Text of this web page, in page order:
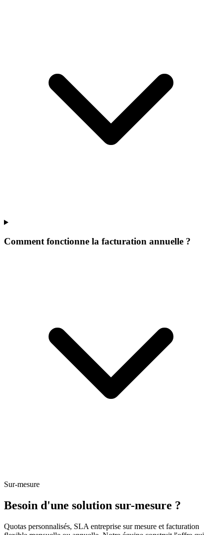
Comment fonctionne la facturation annuelle ?
Sur-mesure
Besoin d'une solution sur-mesure ?
Quotas personnalisés, SLA entreprise sur mesure et facturation